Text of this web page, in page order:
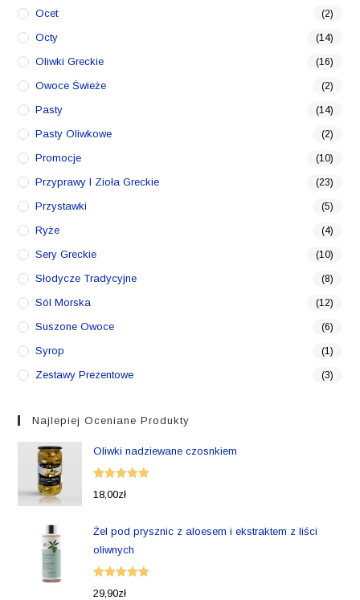
Ocet (2)
Octy (14)
Oliwki Greckie (16)
Owoce Świeże (2)
Pasty (14)
Pasty Oliwkowe (2)
Promocje (10)
Przyprawy I Zioła Greckie (23)
Przystawki (5)
Ryże (4)
Sery Greckie (10)
Słodycze Tradycyjne (8)
Sól Morska (12)
Suszone Owoce (6)
Syrop (1)
Zestawy Prezentowe (3)
Najlepiej Oceniane Produkty
Oliwki nadziewane czosnkiem
Oceniono
18,00zł
Żel pod prysznic z aloesem i ekstraktem z liści
oliwnych
Oceniono
29,90zł